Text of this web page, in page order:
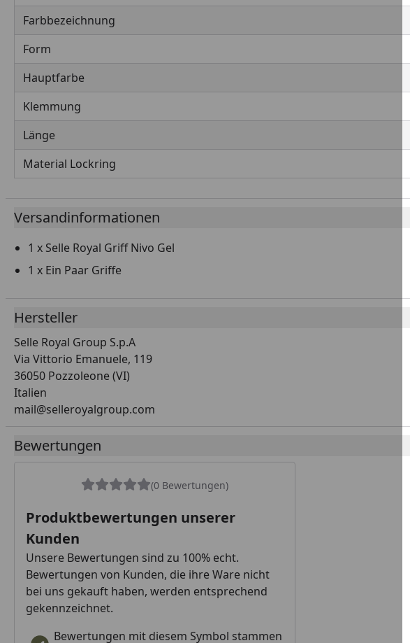
Farbbezeichnung
Form
Hauptfarbe
Klemmung
Länge
Material Lockring
Versandinformationen
1 x Selle Royal Griff Nivo Gel
1 x Ein Paar Griffe
Hersteller
Selle Royal Group S.p.A
Via Vittorio Emanuele, 119
36050 Pozzoleone (VI)
Italien
mail@selleroyalgroup.com
Bewertungen
(0 Bewertungen)
Produktbewertungen unserer
Kunden
Unsere Bewertungen sind zu 100% echt.
Bewertungen von Kunden, die ihre Ware nicht
bei uns gekauft haben, werden entsprechend
gekennzeichnet.
Bewertungen mit diesem Symbol stammen